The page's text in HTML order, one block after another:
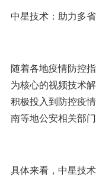
中星技术：助力多
随着各地疫情防控
为核心的视频技术
积极投入到防控疫
南等地公安相关部
具体来看，中星技